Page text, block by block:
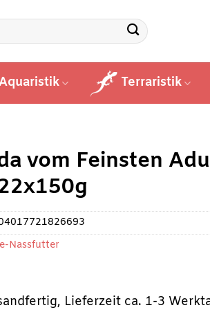
Terraristik
vom Feinsten
Lieferzeit ca. 1-3
Nassfutter